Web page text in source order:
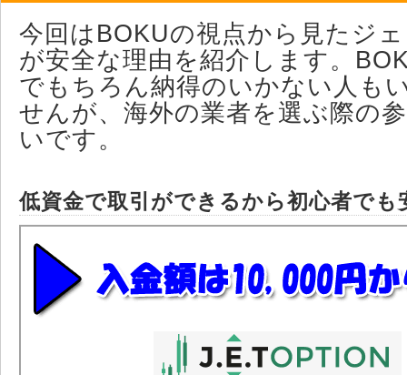
今回はBOKUの視点から見たジ
が安全な理由を紹介します。
でもちろん納得のいかない人も
せんが、海外の業者を選ぶ際の
いです。
低資金で取引ができるから初心者でも